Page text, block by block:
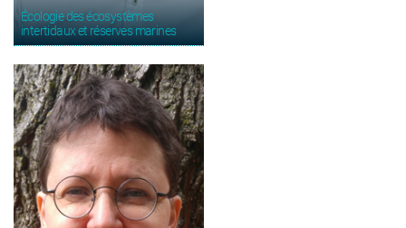
Écologie des écosystèmes
intertidaux et réserves marines